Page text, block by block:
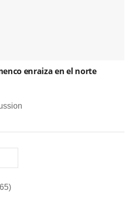
enraiza en el norte